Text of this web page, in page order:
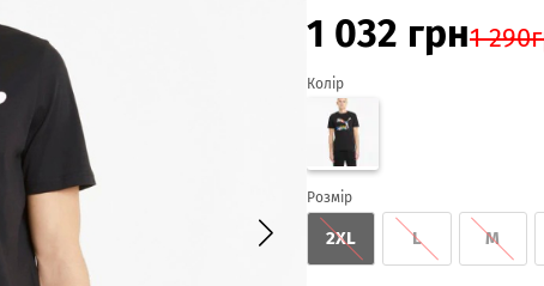
1 032 грн1 290
Колір
Розмір
2XL L M